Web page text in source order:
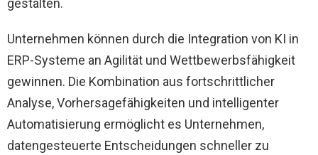
Unternehmen können durch die Integration von KI in
ERP-Systeme an Agilität und Wettbewerbsfähigkeit
gewinnen. Die Kombination aus fortschrittlicher
Analyse, Vorhersagefähigkeiten und intelligenter
Automatisierung ermöglicht es Unternehmen,
datengesteuerte Entscheidungen schneller zu